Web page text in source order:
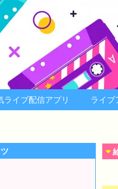
ライブ配信アプリ ライブ